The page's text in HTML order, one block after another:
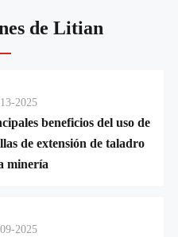
de Litian
2025
beneficios del uso de
de extensión de taladro
minería
2025